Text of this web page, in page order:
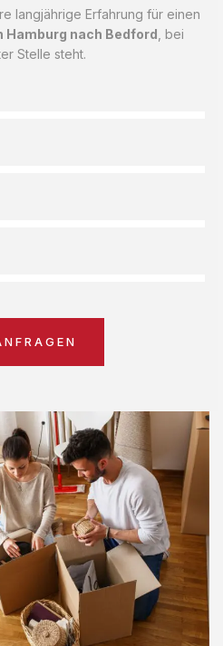
langjährige Erfahrung für einen
Hamburg nach Bedford , bei
Stelle steht.